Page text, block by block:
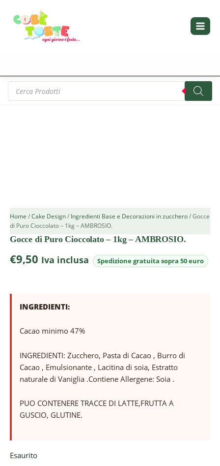
contenuto
search
Home /Cake Design/ Ingredienti Base e Decorazioni in zucchero/ Gocce
di Puro Cioccolato – 1kg – AMBROSIO.
Gocce di Puro Cioccolato – 1kg – AMBROSIO.
€9,50 Iva inclusa
INGREDIENTI:
Cacao minimo 47%
INGREDIENTI: Zucchero, Pasta di Cacao , Burro di
Cacao , Emulsionante , Lacitina di soia, Estratto
naturale di Vaniglia .Contiene Allergene: Soia .
PUO CONTENERE TRACCE DI LATTE,FRUTTA A
GUSCIO, GLUTINE.
Esaurito